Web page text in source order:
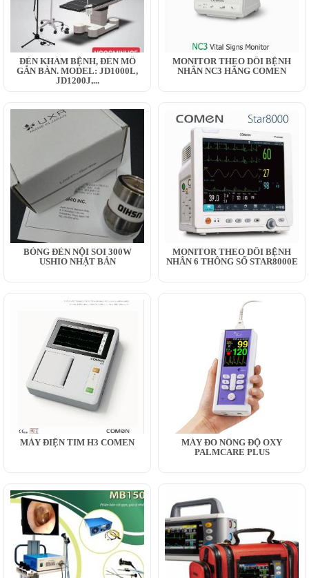
ĐÈN KHÁM BỆNH, ĐÈN MỔ
GẮN BÀN. MODEL: JD1000L,
JD1200J,...
MONITOR THEO DÕI BỆNH
NHÂN NC3 HÃNG COMEN
BÓNG ĐÈN NỘI SOI 300W
USHIO NHẬT BẢN
MONITOR THEO DÕI BỆNH
NHÂN 6 THÔNG SỐ STAR8000E
MÁY ĐIỆN TIM H3 COMEN
MÁY ĐO NỒNG ĐỘ OXY
PALMCARE PLUS